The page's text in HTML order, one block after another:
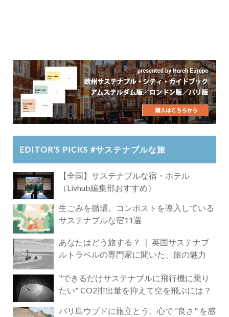
EDITOR’S PICKS #サステナブルな旅
【全国】サステナブルな宿・ホテル
（Livhub編集部おすすめ）
生ごみを循環。コンポストを導入している
サステナブルな宿11選
あなたはどう旅する？ ｜ 英国サステナブ
ルトラベルの専門家に聞いた、旅の魅力
"できるだけサステナブルに飛行機に乗り
たい" CO2排出量を抑えて空を飛ぶには？
バリ島ウブドに旅立とう。心で ”良さ" を感